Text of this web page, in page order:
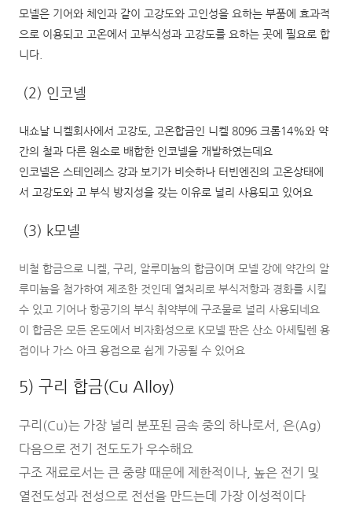
모넬은 기어와 체인과 같이 고강도와 고인성을 요하는 부품에 효과적
으로 이용되고 고온에서 고부식성과 고강도를 요하는 곳에 필요로 합
니다.
(2) 인코넬
내쇼날 니켈회사에서 고강도, 고온합금인 니켈 8096 크롬14%와 약
간의 철과 다른 원소로 배합한 인코넬을 개발하였는데요
인코넬은 스테인레스 강과 보기가 비슷하나 터빈엔진의 고온상태에
서 고강도와 고 부식 방지성을 갖는 이유로 널리 사용되고 있어요
(3) k모넬
비철 합금으로 니켈, 구리, 알루미늄의 합금이며 모넬 강에 약간의 알
루미늄을 첨가하여 제조한 것인데 열처리로 부식저항과 경화를 시킬
수 있고 기어나 항공기의 부식 취약부에 구조물로 널리 사용되네요
이 합금은 모든 온도에서 비자화성으로 K모넬 판은 산소 아세틸렌 용
접이나 가스 아크 용접으로 쉽게 가공될 수 있어요
5) 구리 합금(Cu Alloy)
구리(Cu)는 가장 널리 분포된 금속 중의 하나로서, 은(Ag)
다음으로 전기 전도도가 우수해요
구조 재료로서는 큰 중량 때문에 제한적이나, 높은 전기 및
열전도성과 전성으로 전선을 만드는데 가장 이성적이다